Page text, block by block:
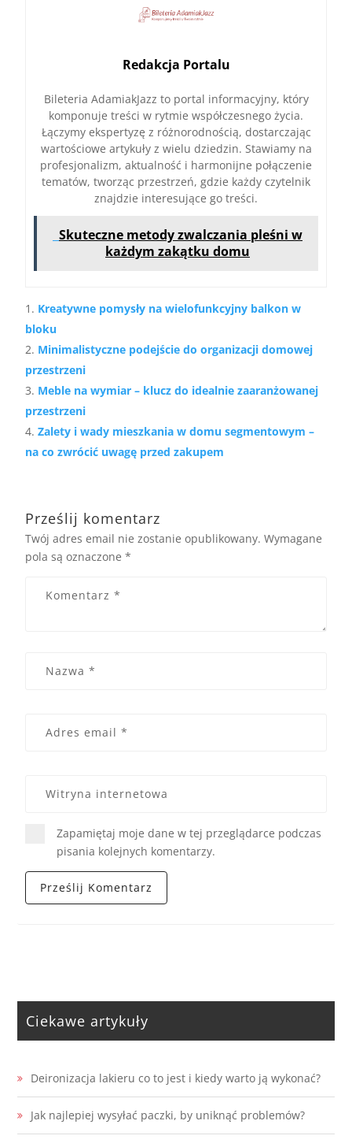
Redakcja Portalu
Bileteria AdamiakJazz to portal informacyjny, który
komponuje treści w rytmie współczesnego życia.
Łączymy ekspertyzę z różnorodnością, dostarczając
wartościowe artykuły z wielu dziedzin. Stawiamy na
profesjonalizm, aktualność i harmonijne połączenie
tematów, tworząc przestrzeń, gdzie każdy czytelnik
znajdzie interesujące go treści.
Skuteczne metody zwalczania pleśni w
każdym zakątku domu
Kreatywne pomysły na wielofunkcyjny balkon w
bloku
Minimalistyczne podejście do organizacji domowej
przestrzeni
Meble na wymiar – klucz do idealnie zaaranżowanej
przestrzeni
Zalety i wady mieszkania w domu segmentowym –
na co zwrócić uwagę przed zakupem
Prześlij komentarz
Twój adres email nie zostanie opublikowany. Wymagane
pola są oznaczone*
Zapamiętaj moje dane w tej przeglądarce podczas
pisania kolejnych komentarzy.
Ciekawe artykuły
Deironizacja lakieru co to jest i kiedy warto ją wykonać?
Jak najlepiej wysyłać paczki, by uniknąć problemów?